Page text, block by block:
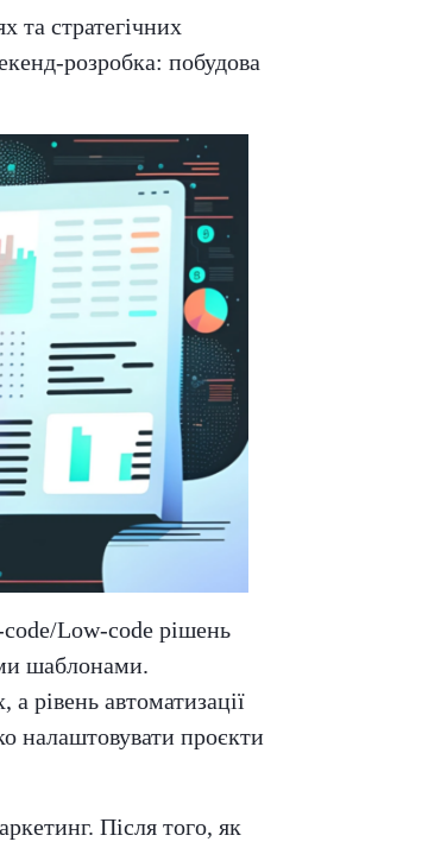
та стратегічних
розробка: побудова
code/Low-code рішень
шаблонами.
рівень автоматизації
налаштовувати проєкти
Після того, як